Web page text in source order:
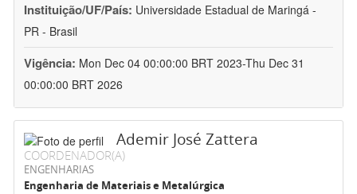
Instituição/UF/País: Universidade Estadual de Maringá -
PR - Brasil
Vigência: Mon Dec 04 00:00:00 BRT 2023-Thu Dec 31
00:00:00 BRT 2026
Ademir José Zattera
COORDENADOR(A)
ENGENHARIAS
Engenharia de Materiais e Metalúrgica